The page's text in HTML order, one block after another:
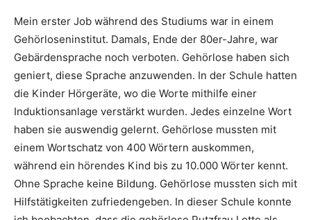
Mein erster Job während des Studiums war in einem
Gehörloseninstitut. Damals, Ende der 80er-Jahre, war
Gebärdensprache noch verboten. Gehörlose haben sich
geniert, diese Sprache anzuwenden. In der Schule hatten
die Kinder Hörgeräte, wo die Worte mithilfe einer
Induktionsanlage verstärkt wurden. Jedes einzelne Wort
haben sie auswendig gelernt. Gehörlose mussten mit
einem Wortschatz von 400 Wörtern auskommen,
während ein hörendes Kind bis zu 10.000 Wörter kennt.
Ohne Sprache keine Bildung. Gehörlose mussten sich mit
Hilfstätigkeiten zufriedengeben. In dieser Schule konnte